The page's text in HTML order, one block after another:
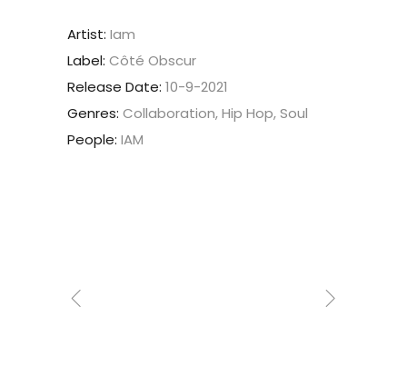
Artist: Iam
Label: Côté Obscur
Release Date: 10-9-2021
Genres: Collaboration, Hip Hop, Soul
People: IAM